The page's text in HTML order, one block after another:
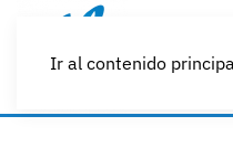
Ir al contenido